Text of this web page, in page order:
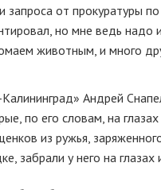
запроса от прокуратуры
но мне ведь
животным, и много
Андрей
по его словам, на
из ружья,
забрали у него на